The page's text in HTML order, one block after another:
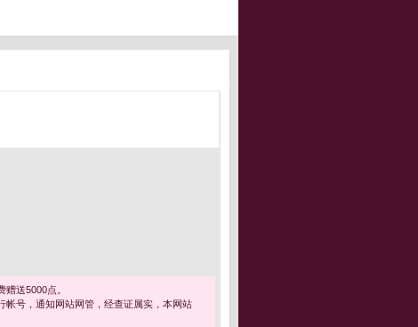
送5000点。
帐号，通知网站网管，经查证属实，本网站